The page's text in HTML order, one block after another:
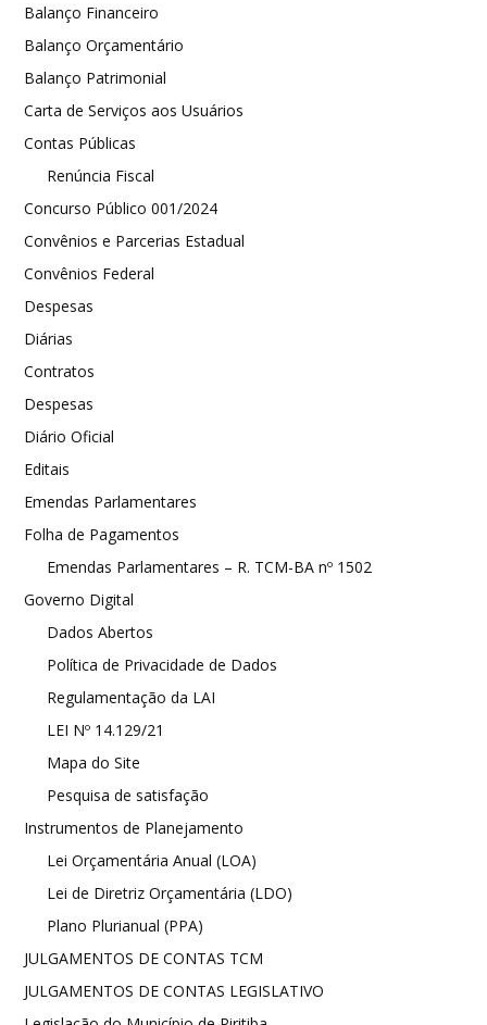
Balanço Financeiro
Balanço Orçamentário
Balanço Patrimonial
Carta de Serviços aos Usuários
Contas Públicas
Renúncia Fiscal
Concurso Público 001/2024
Convênios e Parcerias Estadual
Convênios Federal
Despesas
Diárias
Contratos
Despesas
Diário Oficial
Editais
Emendas Parlamentares
Folha de Pagamentos
Emendas Parlamentares – R. TCM-BA nº 1502
Governo Digital
Dados Abertos
Política de Privacidade de Dados
Regulamentação da LAI
LEI Nº 14.129/21
Mapa do Site
Pesquisa de satisfação
Instrumentos de Planejamento
Lei Orçamentária Anual (LOA)
Lei de Diretriz Orçamentária (LDO)
Plano Plurianual (PPA)
JULGAMENTOS DE CONTAS TCM
JULGAMENTOS DE CONTAS LEGISLATIVO